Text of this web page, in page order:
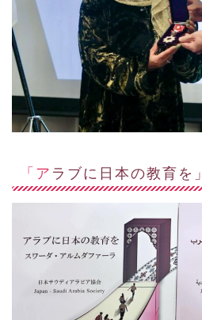
「アラブに日本の教育を」